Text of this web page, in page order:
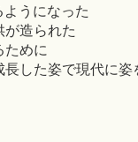
ようになった
が造られた
ために
した姿で現代に姿